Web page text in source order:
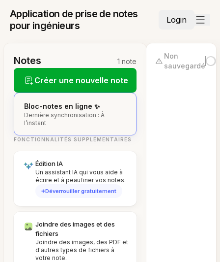
Application de prise de notes
pour ingénieurs
Login
Notes 1 note
Créer une nouvelle note
Bloc-notes en ligne ✨
Dernière synchronisation : À
l’instant
FONCTIONNALITÉS SUPPLÉMENTAIRES
Édition IA
Un assistant IA qui vous aide à
écrire et à peaufiner vos notes.
Déverrouiller gratuitement
Joindre des images et des
fichiers
Joindre des images, des PDF et
d'autres types de fichiers à
votre note.
Non
sauvegardé